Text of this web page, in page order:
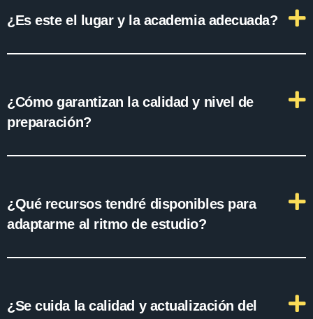
¿Es este el lugar y la academia adecuada?
¿Cómo garantizan la calidad y nivel de
preparación?
¿Qué recursos tendré disponibles para
adaptarme al ritmo de estudio?
¿Se cuida la calidad y actualización del